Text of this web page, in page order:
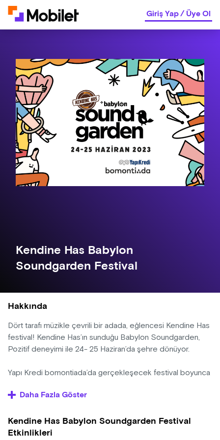
Giriş Yap/Üye Ol
Kendine Has Babylon
Soundgarden Festival
Hakkında
Dört tarafı müzikle çevrili bir adada, eğlencesi Kendine Has
festival! Kendine Has’ın sunduğu Babylon Soundgarden,
Pozitif deneyimi ile 24- 25 Haziran’da şehre dönüyor.
Yapı Kredi bomontiada’da gerçekleşecek festival boyunca
Kolektif İstanbul, Deli Bakkal, Bahr, Su Sonia, Yalnayak, Efza
DJ’leri (Gülşah Güray, Güven Yıldız, Gülşah Turgut ve Nikki
Wild), Eray Düzgünsoy ve Undomondo ise Babylon ve
Daha Fazla Göster
Kendine Has Babylon Soundgarden Festival
Etkinlikleri